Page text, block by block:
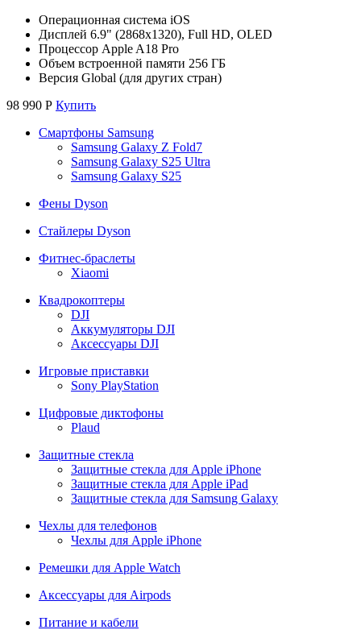
Операционная система iOS
Дисплей 6.9" (2868x1320), Full HD, OLED
Процессор Apple A18 Pro
Объем встроенной памяти 256 ГБ
Версия Global (для других стран)
98 990 Р Купить
Смартфоны Samsung
Samsung Galaxy Z Fold7
Samsung Galaxy S25 Ultra
Samsung Galaxy S25
Фены Dyson
Стайлеры Dyson
Фитнес-браслеты
Xiaomi
Квадрокоптеры
DJI
Аккумуляторы DJI
Аксессуары DJI
Игровые приставки
Sony PlayStation
Цифровые диктофоны
Plaud
Защитные стекла
Защитные стекла для Apple iPhone
Защитные стекла для Apple iPad
Защитные стекла для Samsung Galaxy
Чехлы для телефонов
Чехлы для Apple iPhone
Ремешки для Apple Watch
Аксессуары для Airpods
Питание и кабели